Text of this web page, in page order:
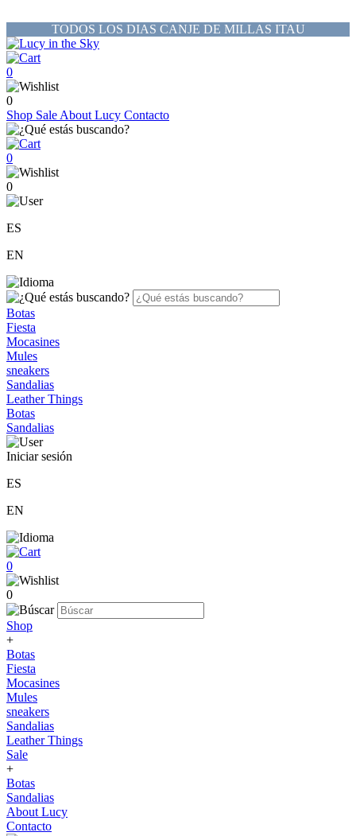
TODOS LOS DIAS CANJE DE MILLAS ITAU
0
0
Shop Sale About Lucy Contacto
0
0
ES
EN
Botas
Fiesta
Mocasines
Mules
sneakers
Sandalias
Leather Things
Botas
Sandalias
Iniciar sesión
ES
EN
0
0
Shop
+
Botas
Fiesta
Mocasines
Mules
sneakers
Sandalias
Leather Things
Sale
+
Botas
Sandalias
About Lucy
Contacto